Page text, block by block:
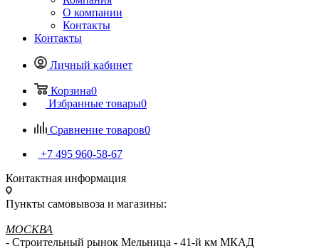
Контакты
Контакты
Избранные товары
Пункты самовывоза и магазины:
- Строительный рынок Мельница - 41-й км МКАД
- Тракт-Терминал